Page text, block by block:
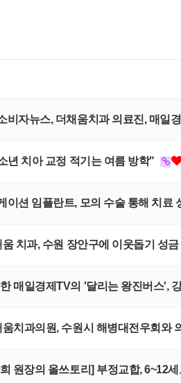
비자뉴스, 더채움치과 의료진, 매
년 치아 교정 적기는 여름 방학"
이션 임플란트, 모의 수술 통해 치료
치과, 수원 장안구에 이웃돕기 성
매일경제TV의 '달리는 왕진버스',
치과의원, 수원시 해병대전우회와
원장의 올쓰토리] 부정교합, 6~12